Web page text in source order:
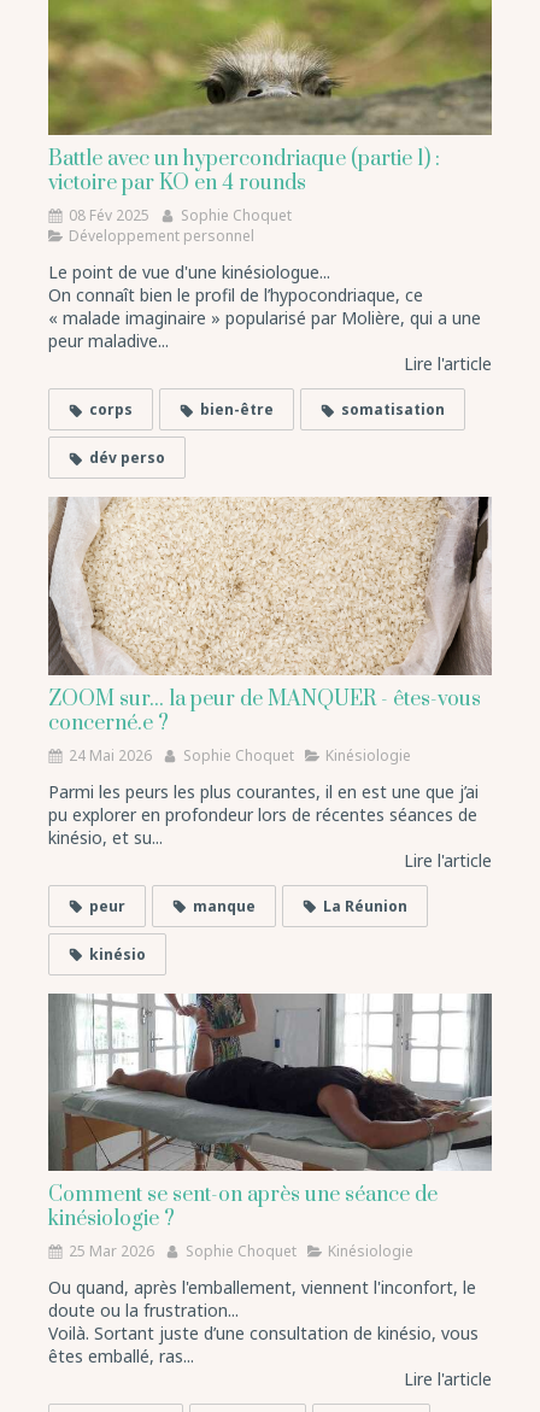
Battle avec un hypercondriaque (partie 1) :
victoire par KO en 4 rounds
08 Fév 2025
Sophie Choquet
Développement personnel
Le point de vue d'une kinésiologue...
On connaît bien le profil de l’hypocondriaque, ce
« malade imaginaire » popularisé par Molière, qui a une
peur maladive...
Lire l'article
corps bien-être somatisation
dév perso
ZOOM sur... la peur de MANQUER - êtes-vous
concerné.e ?
24 Mai 2026 Sophie Choquet Kinésiologie
Parmi les peurs les plus courantes, il en est une que j’ai
pu explorer en profondeur lors de récentes séances de
kinésio, et su...
Lire l'article
peur manque La Réunion
kinésio
Comment se sent-on après une séance de
kinésiologie ?
25 Mar 2026 Sophie Choquet Kinésiologie
Ou quand, après l'emballement, viennent l'inconfort, le
doute ou la frustration...
Voilà. Sortant juste d’une consultation de kinésio, vous
êtes emballé, ras...
Lire l'article